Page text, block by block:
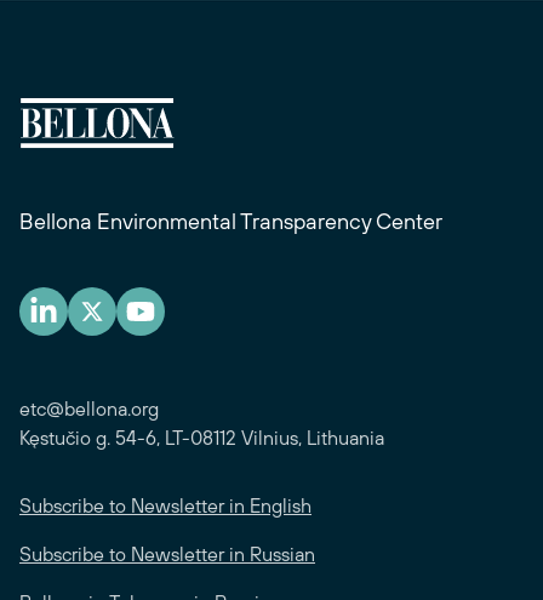
Bellona Environmental Transparency Center
etc@bellona.org
Kęstučio g. 54-6, LT-08112 Vilnius, Lithuania
Subscribe to Newsletter in English
Subscribe to Newsletter in Russian